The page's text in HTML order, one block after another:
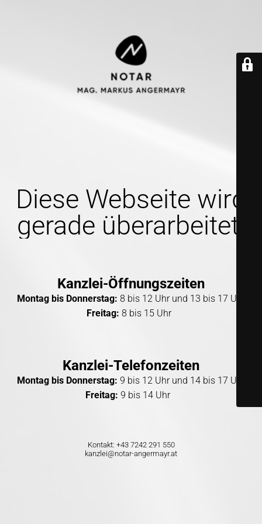
Diese Webseite wird
gerade überarbeitet.
Kanzlei-Öffnungszeiten
Montag bis Donnerstag: 8 bis 12 Uhr und 13 bis 17 Uhr
Freitag: 8 bis 15 Uhr
Kanzlei-Telefonzeiten
Montag bis Donnerstag: 9 bis 12 Uhr und 14 bis 17 Uhr
Freitag: 9 bis 14 Uhr
Kontakt: +43 7242 291 550
kanzlei@notar-angermayr.at